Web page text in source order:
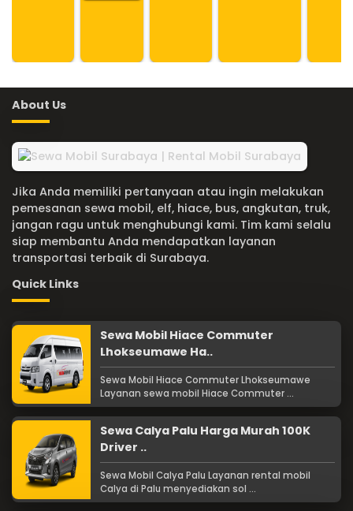
About Us
Jika Anda memiliki pertanyaan atau ingin melakukan
pemesanan sewa mobil, elf, hiace, bus, angkutan, truk,
jangan ragu untuk menghubungi kami. Tim kami selalu
siap membantu Anda mendapatkan layanan
transportasi terbaik di Surabaya.
Quick Links
Sewa Mobil Hiace Commuter
Lhokseumawe Ha..
Sewa Mobil Hiace Commuter Lhokseumawe
Layanan sewa mobil Hiace Commuter ...
Sewa Calya Palu Harga Murah 100K
Driver ..
Sewa Mobil Calya Palu Layanan rental mobil
Calya di Palu menyediakan sol ...